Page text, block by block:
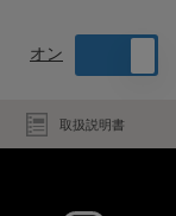
オン
取扱説明書